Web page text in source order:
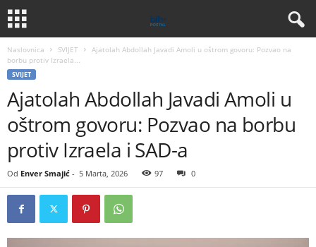
Naslovnica SVIJET
Ajatolah Abdollah Javadi Amoli u oštrom govoru: Pozvao na
borbu protiv Izraela...
SVIJET
Ajatolah Abdollah Javadi Amoli u
oštrom govoru: Pozvao na borbu
protiv Izraela i SAD-a
Od Enver Smajić - 5 Marta, 2026 97 0